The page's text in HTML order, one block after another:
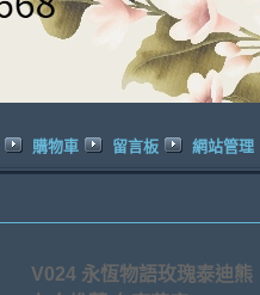
購物車 留言板 網站管理
V024 永恆物語玫瑰泰迪熊